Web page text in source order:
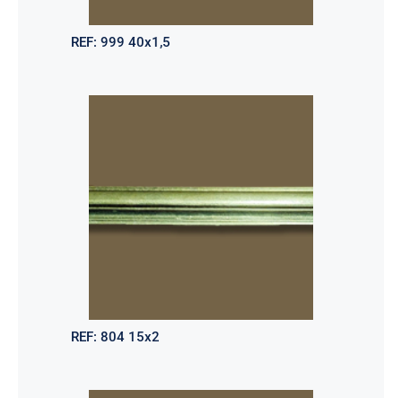
REF: 999 40x1,5
REF: 804 15x2